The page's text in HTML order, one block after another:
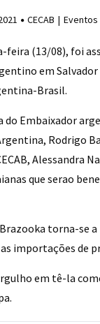
CECAB Eventos
feira (13/08), foi
em
Brasil.
do Embaixador
Rodrigo
Alessandra
que serao
torna-se
importações de
em tê-la